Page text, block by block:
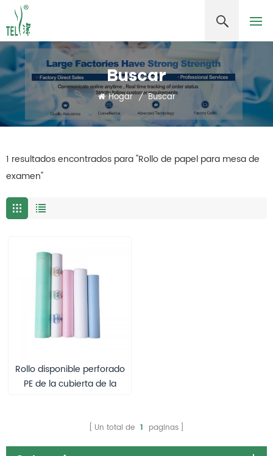
Buscar
Hogar / Buscar
1 resultados encontrados para "Rollo de papel para mesa de
examen"
Rollo disponible perforado
PE de la cubierta de la
Un total de 1 paginas